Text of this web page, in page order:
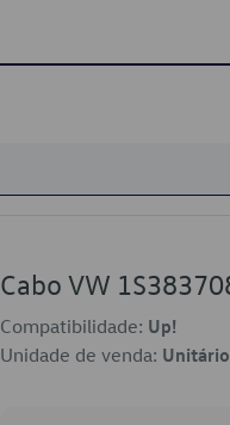
Cabo VW
Compatibilidade: Up!
Unidade de venda: